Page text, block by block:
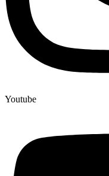
Youtube